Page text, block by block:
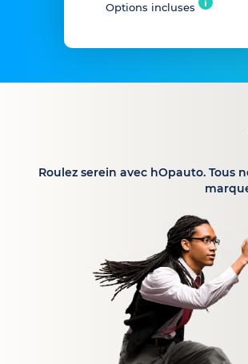
Options incluses
Roulez serein avec hOpauto. Tous